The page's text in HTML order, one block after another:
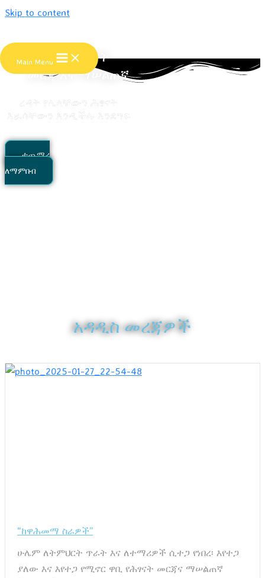
Skip to content
Main Menuዋቢ የሕፃናት
መርጃ እና ማሠልጠኛ
ተጨማሪ
ለማምበብ
አዳዲስ መረጃዎች
“ከዋሕመማ ስራዎች”
ሁሌም ለትምህርት ጥራት እና ለተማሪዎች ሲተጋ የነበረ፡ እየተጋ
ያለው እና እየተጋ የሚኖር ዋቢ የሕፃናት መርጃና ማሠልጠኛ